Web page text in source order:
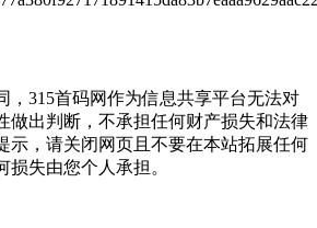
，315首码网作为信息共享平台无法对
做出判断，不承担任何财产损失和法律
示，请关闭网页且不要在本站拓展任何
失由您个人承担。